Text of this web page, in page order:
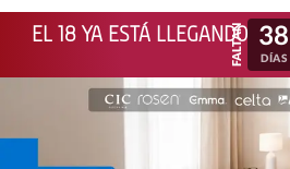
EL 18 YA ESTÁ LLEGANDO 38
DÍAS